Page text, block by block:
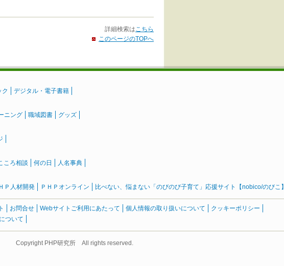
詳細検索はこちら
このページのTOPへ
ク デジタル・電子書籍
ニング 職域図書 グッズ
ころ相談 何の日 人名事典
Ｐ人材開発 ＰＨＰオンライン 比べない、悩まない「のびのび子育て」応援サイト【nobico/のびこ】
お問合せ Webサイトご利用にあたって 個人情報の取り扱いについて
クッキーポリシー
ついて
Copyright PHP研究所 All rights reserved.